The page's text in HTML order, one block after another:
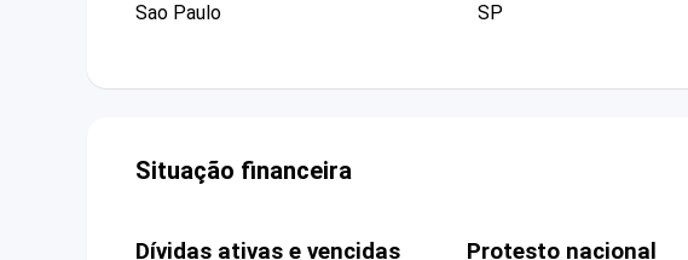
Sao Paulo
SP
Situação financeira
Dívidas ativas e vencidas Protesto nacional